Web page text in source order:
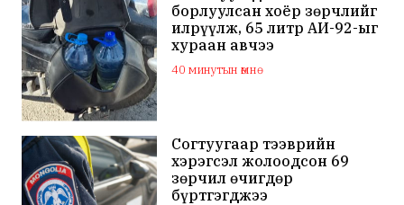
борлуулсан хоёр зөрчлийг
илрүүлж, 65 литр АИ-92-ыг
хураан авчээ
40 минутын өмнө
Согтуугаар тээврийн
хэрэгсэл жолоодсон 69
зөрчил өчигдөр
бүртгэгджээ